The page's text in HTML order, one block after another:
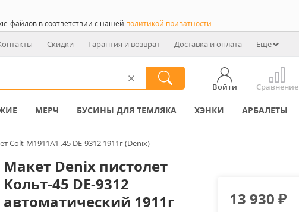
файлов в соответствии с нашей политикой приватности.
Скидки Гарантия и возврат Доставка и оплата Еще
Войти Сравнение
МЕРЧ БУСИНЫ ДЛЯ ТЕМЛЯКА ХЭНКИ АРБАЛЕТЫ
Colt-M1911A1 .45 DE-9312 1911г (Denix)
Макет Denix пистолет
Кольт-45 DE-9312
автоматический 1911г
13 930₽